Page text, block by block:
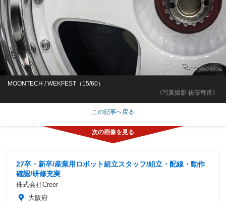
《写真撮影 後藤竜甫》
MOONTECH / WEKFEST（15/60）
この記事へ戻る
27卒・新卒/産業用ロボット組立スタッフ/組立・配線・動作
確認/研修充実
株式会社Creer
大阪府